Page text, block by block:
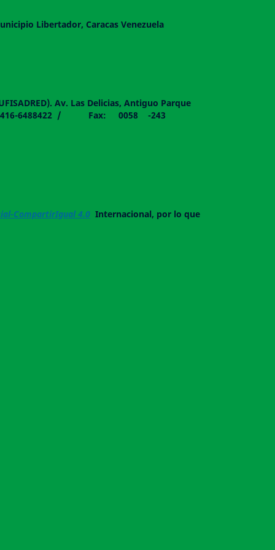
Libertador, Caracas Venezuela
Av. Las Delicias, Antiguo Parque
- 0416-6488422 / Fax: 0058 -243
CompartirIgual 4.0 Internacional, por lo que